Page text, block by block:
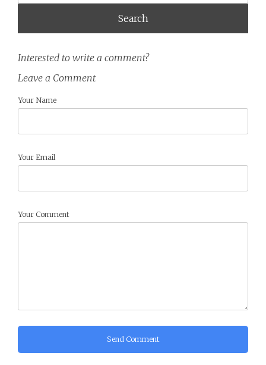
Interested to write a comment?
Leave a Comment
Your Name
Your Email
Your Comment
Send Comment